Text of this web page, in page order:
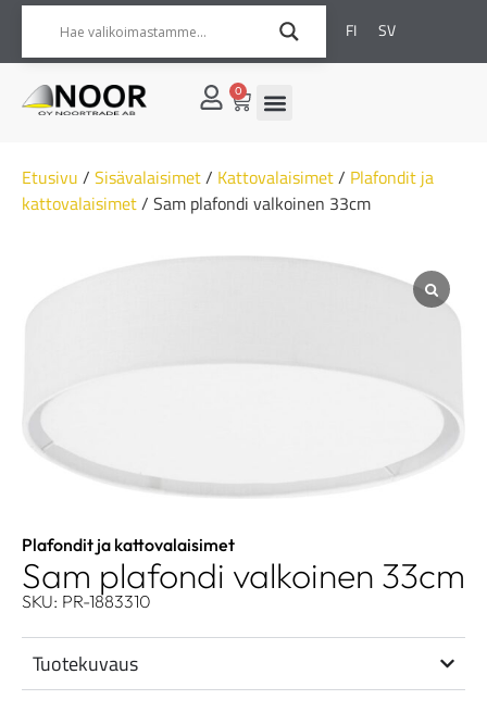
FI SV
0
Etusivu / Sisävalaisimet/ Kattovalaisimet/ Plafondit ja
kattovalaisimet/ Sam plafondi valkoinen 33cm
Plafondit ja kattovalaisimet
Sam plafondi valkoinen 33cm
SKU: PR-1883310
Tuotekuvaus